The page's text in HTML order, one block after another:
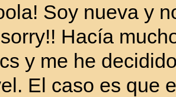
Soy nueva y
Hacía
y me he
El caso es que